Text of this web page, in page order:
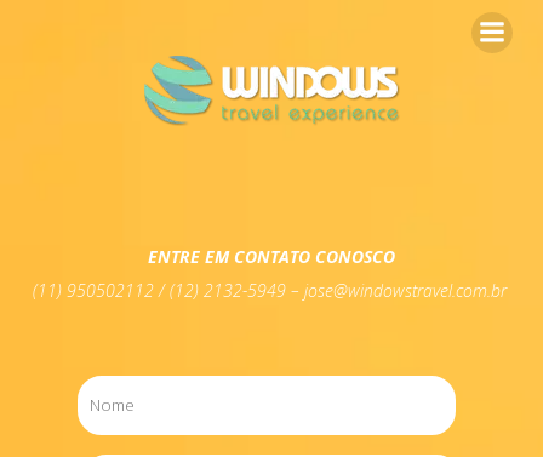
ENTRE EM CONTATO CONOSCO
(11) 950502112 / (12) 2132-5949 – jose@windowstravel.com.br